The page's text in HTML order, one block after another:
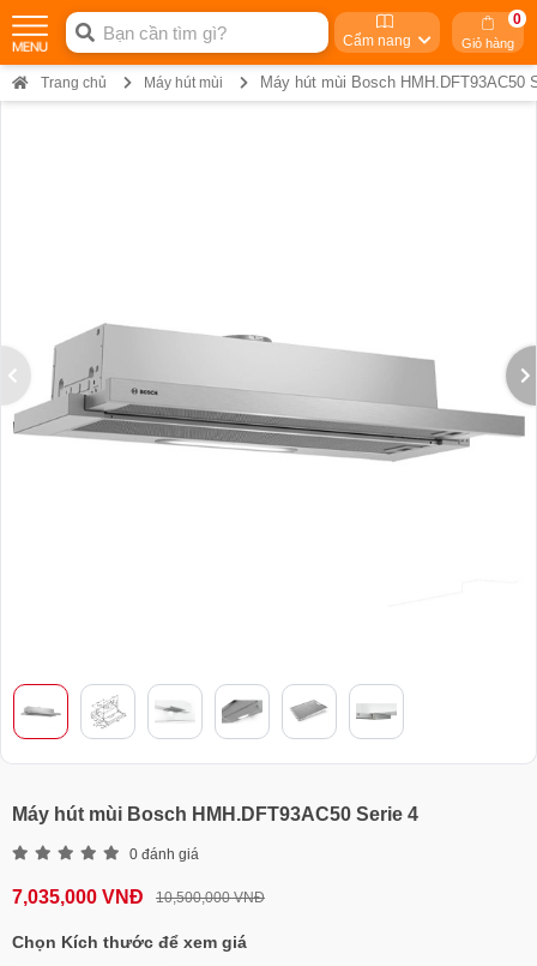
Cẩm nang Giỏ hàng
0
Trang chủ Máy hút mùi Máy hút mùi Bosch HMH.DFT93AC50
Máy hút mùi Bosch HMH.DFT93AC50 Serie 4
0 đánh giá
7,035,000 VNĐ 10,500,000 VNĐ
Chọn Kích thước để xem giá